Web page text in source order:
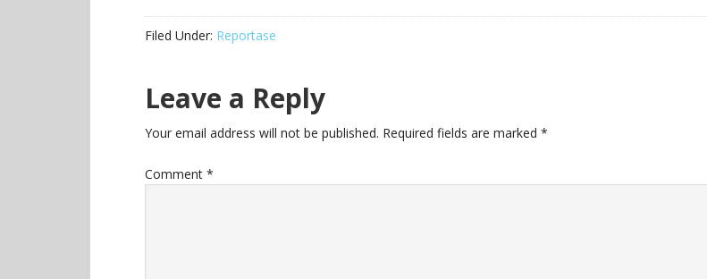
Filed Under: Reportase
Leave a Reply
Your email address will not be published. Required fields are marked *
Comment *